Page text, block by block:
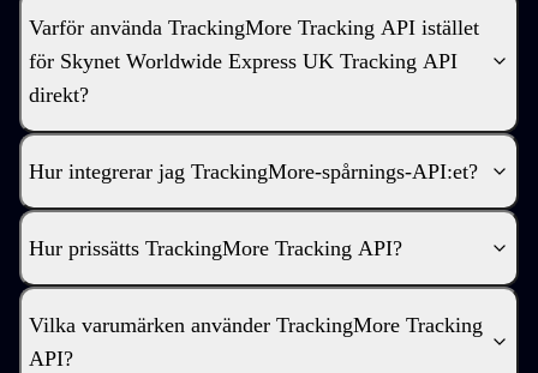
Varför använda TrackingMore Tracking API istället
för Skynet Worldwide Express UK Tracking API
direkt?
Hur integrerar jag TrackingMore-spårnings-API:et?
Hur prissätts TrackingMore Tracking API?
Vilka varumärken använder TrackingMore Tracking
API?